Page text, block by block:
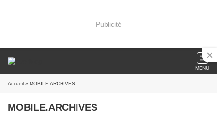
Publicité
MENU
Accueil » MOBILE.ARCHIVES
MOBILE.ARCHIVES